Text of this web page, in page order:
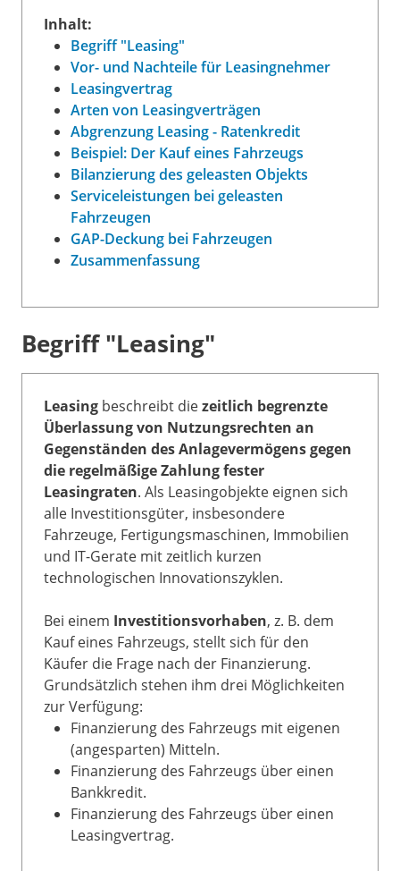
Inhalt:
Begriff "Leasing"
Vor- und Nachteile für Leasingnehmer
Leasingvertrag
Arten von Leasingverträgen
Abgrenzung Leasing - Ratenkredit
Beispiel: Der Kauf eines Fahrzeugs
Bilanzierung des geleasten Objekts
Serviceleistungen bei geleasten
Fahrzeugen
GAP-Deckung bei Fahrzeugen
Zusammenfassung
Begriff "Leasing"
Leasing beschreibt diezeitlich begrenzte
Überlassung von Nutzungsrechten an
Gegenständen des Anlagevermögens gegen
die regelmäßige Zahlung fester
Leasingraten. Als Leasingobjekte eignen sich
alle Investitionsgüter, insbesondere
Fahrzeuge, Fertigungsmaschinen, Immobilien
und IT-Gerate mit zeitlich kurzen
technologischen Innovationszyklen.
Bei einem Investitionsvorhaben, z. B. dem
Kauf eines Fahrzeugs, stellt sich für den
Käufer die Frage nach der Finanzierung.
Grundsätzlich stehen ihm drei Möglichkeiten
zur Verfügung:
Finanzierung des Fahrzeugs mit eigenen
(angesparten) Mitteln.
Finanzierung des Fahrzeugs über einen
Bankkredit.
Finanzierung des Fahrzeugs über einen
Leasingvertrag.